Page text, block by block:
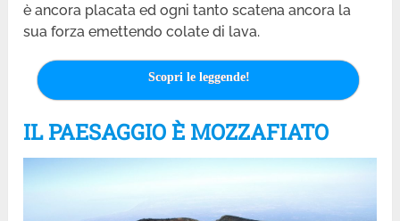
è ancora placata ed ogni tanto scatena ancora la
sua forza emettendo colate di lava.
Scopri le leggende!
IL PAESAGGIO È MOZZAFIATO